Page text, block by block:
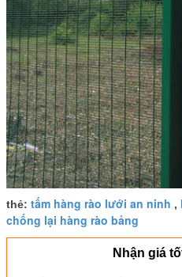
thẻ: tấm hàng rào lưới an ninh ,
chống lại hàng rào bảng
Nhận giá